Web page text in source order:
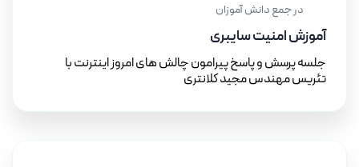
در جمع دانش آموزان
آموزش امنیت سایبری
جلسه پرسش و پاسخ پیرامون چالش های امروز اینترنت با
تئریس مهندس مجید کلانتری